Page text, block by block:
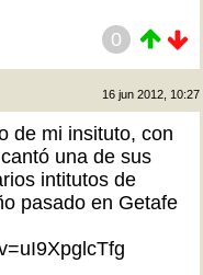
0
16 jun 2012, 10:27
de mi insituto, con
una de sus
intitutos de
pasado en Getafe